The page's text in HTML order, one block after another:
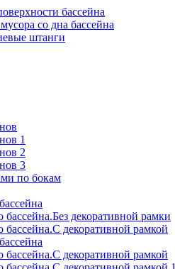
бассейна
со дна бассейна
штанги
1
2
3
по бокам
декоративной рамки
декоративной рамкой
декоративной рамкой